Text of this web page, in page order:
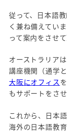
従って、日本語
く兼ね備えてい
って案内をさせ
オーストラリア
講座機関（通学
大阪にオフィス
もサポートをさ
これから、日本
海外の日本語教